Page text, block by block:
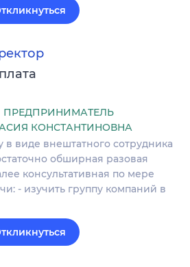
КОНСТАНТИНОВНА
в виде внештатного сотрудника
обширная разовая
консультативная по мере
- изучить группу компаний в